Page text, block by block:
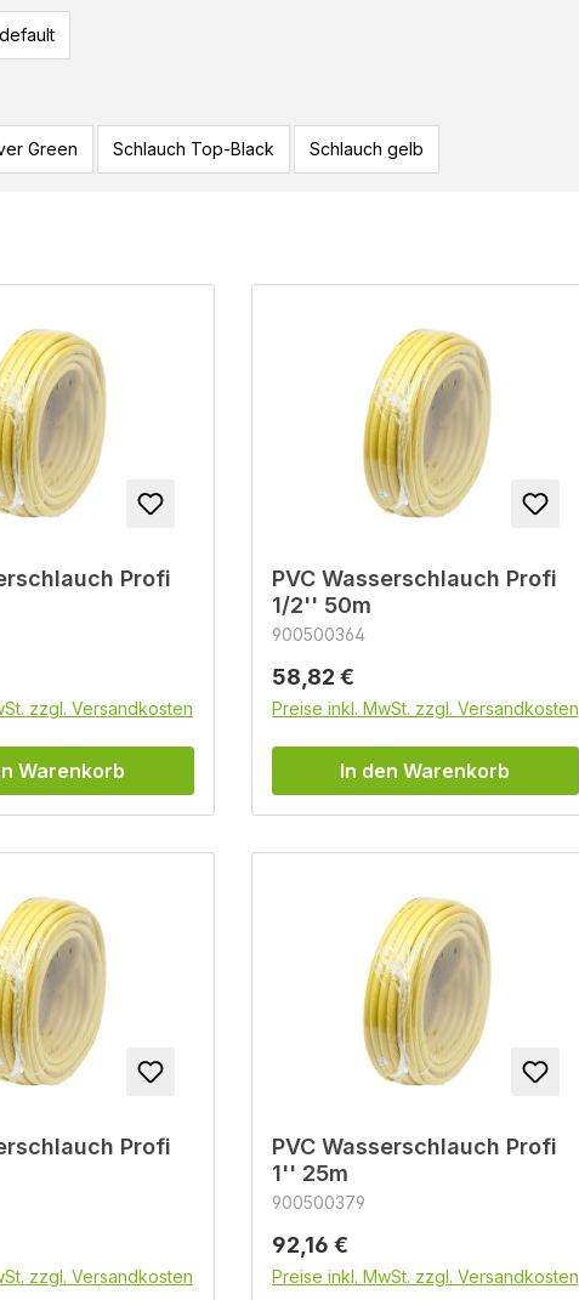
default
Green Schlauch Top-Black Schlauch gelb
Profi
zzgl. Versandkosten
Warenkorb
PVC Wasserschlauch Profi
1/2'' 50m
900500364
Regulärer Preis:
58,82 €
Preise inkl. MwSt. zzgl. Versandkosten
In den Warenkorb
Profi
zzgl. Versandkosten
PVC Wasserschlauch Profi
1'' 25m
900500379
Regulärer Preis:
92,16 €
Preise inkl. MwSt. zzgl. Versandkosten